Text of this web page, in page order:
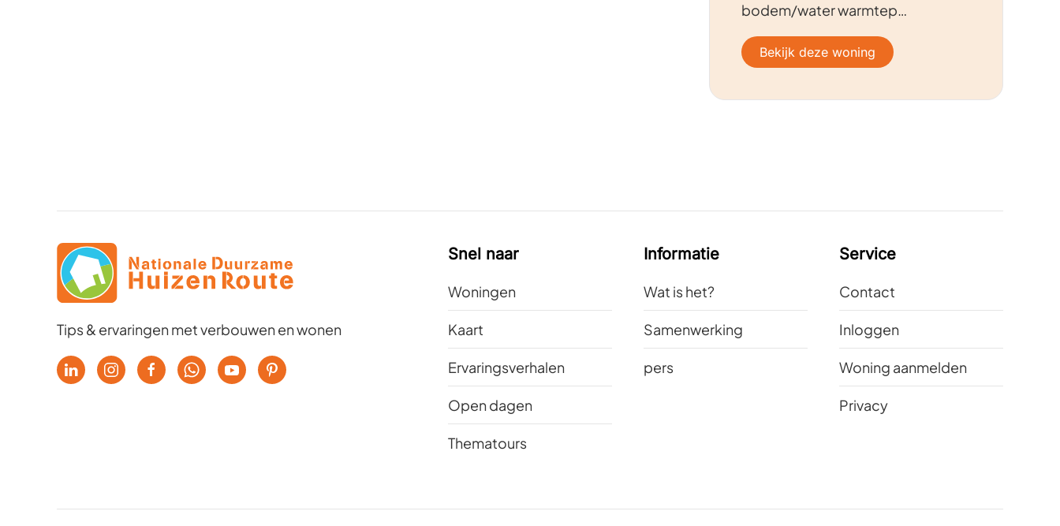
bodem/water warmtep…
Bekijk deze woning
Tips & ervaringen met verbouwen en wonen
Snel naar
Woningen
Kaart
Ervaringsverhalen
Open dagen
Thematours
Informatie
Wat is het?
Samenwerking
pers
Service
Contact
Inloggen
Woning aanmelden
Privacy